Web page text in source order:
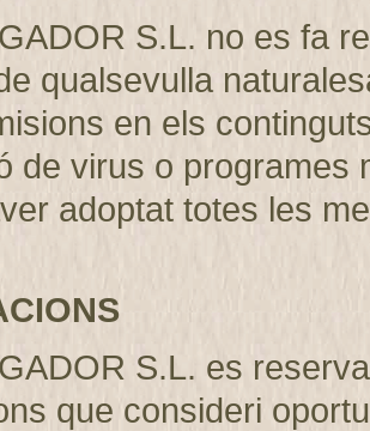
S.L. no es fa
qualsevulla
en els
de virus o programes
adoptat totes les
S.L. es
que consideri